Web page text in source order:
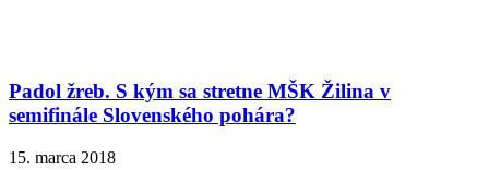
Padol žreb. S kým sa stretne MŠK Žilina v
semifinále Slovenského pohára?
15. marca 2018